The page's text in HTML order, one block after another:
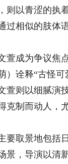
则以青涩的执
过相似的肢体
成为争议焦
）诠释“古怪
萱则以细腻演
克制而动人，
取景地包括
景，导演以清